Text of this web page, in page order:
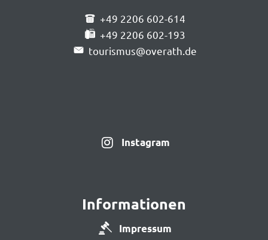
+49 2206 602-614
+49 2206 602-193
tourismus@overath.de
Instagram
Informationen
Impressum